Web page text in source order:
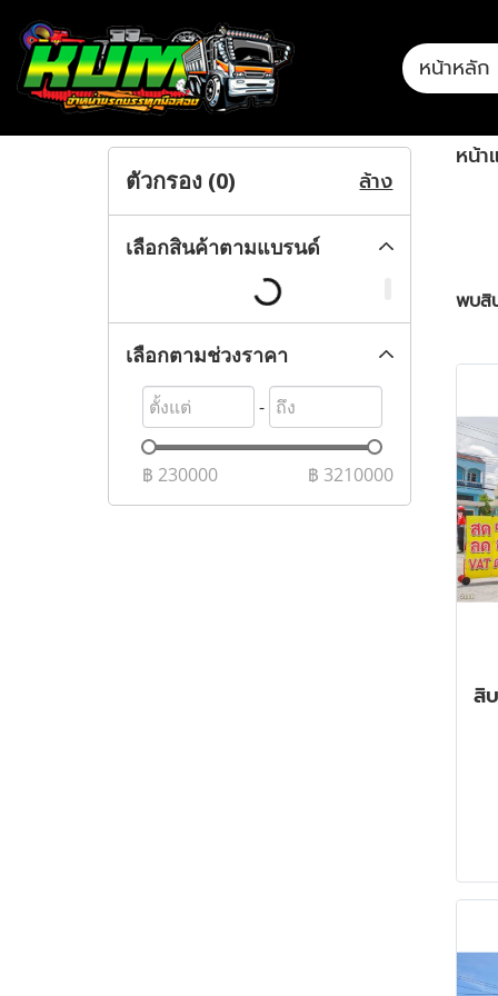
หน้าหลัก
หน้า
พบสิ
ตัวกรอง (0) ล้าง
เลือกสินค้าตามแบรนด์
เลือกตามช่วงราคา
-
฿ 230000 ฿ 3210000